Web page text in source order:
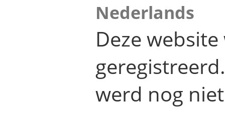
Nederlands
Deze
werd nog